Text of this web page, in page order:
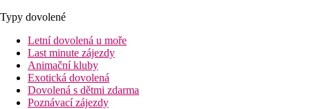
Typy dovolené
Letní dovolená u moře
Last minute zájezdy
Animační kluby
Exotická dovolená
Dovolená s dětmi zdarma
Poznávací zájezdy